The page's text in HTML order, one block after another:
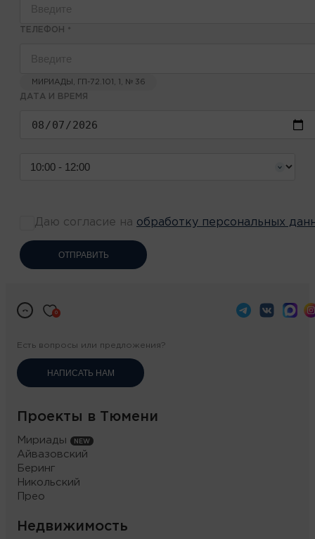
ТЕЛЕФОН *
МИРИАДЫ, ГП-72.101, 1, № 36
ДАТА И ВРЕМЯ
Даю согласие на обработку персональных
ОТПРАВИТЬ
0
Есть вопросы или предложения?
НАПИСАТЬ НАМ
Проекты в Тюмени
Мириады
Айвазовский
Беринг
Никольский
Прео
Недвижимость